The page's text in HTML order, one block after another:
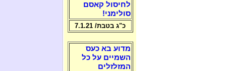
לחיסול קאסם
סולימני!
כ"ג בטבת/ 7.1.21
מדוע בא כעס
השמיים על כל
המזלזלים